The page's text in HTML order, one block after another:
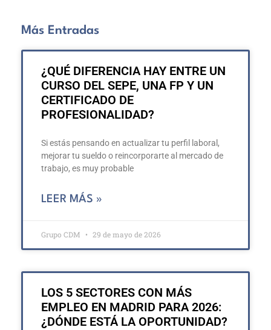
Más Entradas
¿QUÉ DIFERENCIA HAY ENTRE UN
CURSO DEL SEPE, UNA FP Y UN
CERTIFICADO DE
PROFESIONALIDAD?
Si estás pensando en actualizar tu perfil laboral,
mejorar tu sueldo o reincorporarte al mercado de
trabajo, es muy probable
LEER MÁS »
Grupo CDM 29 de mayo de 2026
LOS 5 SECTORES CON MÁS
EMPLEO EN MADRID PARA 2026:
¿DÓNDE ESTÁ LA OPORTUNIDAD?